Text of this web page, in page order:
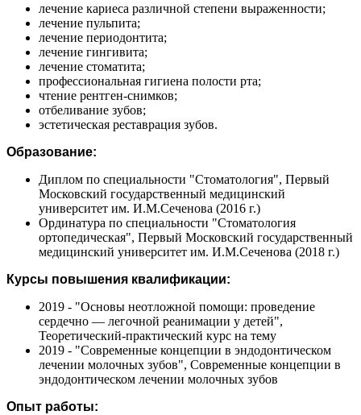
лечение кариеса различной степени выраженности;
лечение пульпита;
лечение периодонтита;
лечение гингивита;
лечение стоматита;
профессиональная гигиена полости рта;
чтение рентген-снимков;
отбеливание зубов;
эстетическая реставрация зубов.
Образование:
Диплом по специальности "Стоматология", Первый
Московский государственный медицинский
университет им. И.М.Сеченова (2016 г.)
Ординатура по специальности "Стоматология
ортопедическая", Первый Московский государственный
медицинский университет им. И.М.Сеченова (2018 г.)
Курсы повышения квалификации:
2019 - "Основы неотложной помощи: проведение
сердечно — легочной реанимации у детей",
Теоретический-практический курс на тему
2019 - "Современные концепции в эндодонтическом
лечении молочных зубов", Современные концепции в
эндодонтическом лечении молочных зубов
Опыт работы: